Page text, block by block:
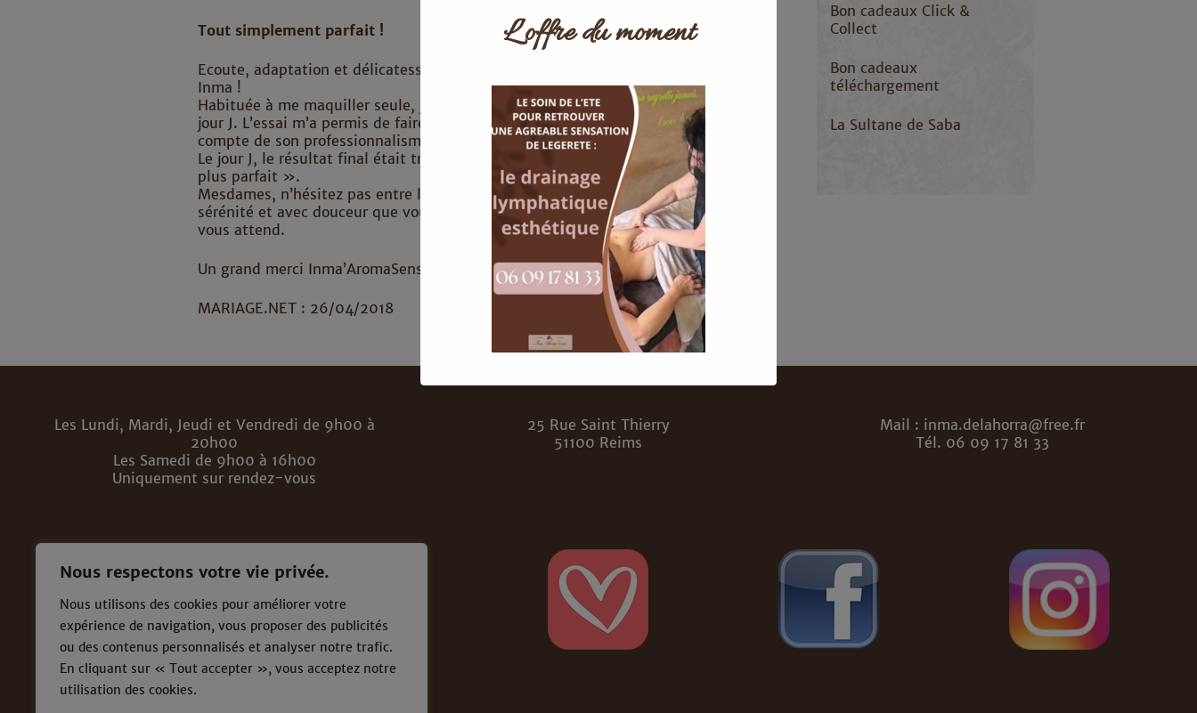
Nous respectons votre vie privée.
Nous utilisons des cookies pour améliorer votre
expérience de navigation, vous proposer des publicités
ou des contenus personnalisés et analyser notre trafic.
En cliquant sur « Tout accepter », vous acceptez notre
utilisation des cookies.
Tout simplement parfait !
Ecoute, adaptation et délicatesse sont les maitres mots du travail réalisé par
Inma !
Habituée à me maquiller seule, j’étais assez exigeante sur le résultat pour le
jour J. L’essai m’a permis de faire connaissance avec Inma et de mettre rendre
compte de son professionnalisme et de sa patience.
Le jour J, le résultat final était très fidèle à l’essai et je dirais même : « encore
plus parfait ».
Mesdames, n’hésitez pas entre les mains expertes d’Inma, c’est en toute
sérénité et avec douceur que vous vous préparerez pour ce jour si spécial qui
vous attend.
Un grand merci Inma’AromaSens !
MARIAGE.NET : 26/04/2018
Bon cadeaux Click &
Collect
Bon cadeaux
téléchargement
La Sultane de Saba
Les Lundi, Mardi, Jeudi et Vendredi de 9h00 à
20h00
Les Samedi de 9h00 à 16h00
Uniquement sur rendez-vous
25 Rue Saint Thierry
51100 Reims
Mail : inma.delahorra@free.fr
Tél. 06 09 17 81 33
L’offre du moment
Ceci fermera dans17secondes